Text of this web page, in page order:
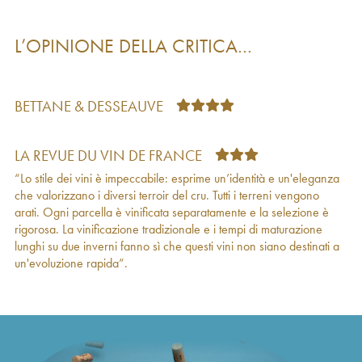
Morgon Javernières Aux Pierres Louis-Claude
Desvignes 2021
Morgon Corcelette Louis-Claude Desvignes
Morgon Montpelain Louis-Claude Desvignes
2021
Morgon Javernières Louis-Claude Desvignes
2021
39€
Beaujolais Louis-Claude Desvignes 2021 13€
Morgon Côte du Py Louis-Claude Desvignes
2020
25€
Morgon Javernières Les Impénitents Louis-
Desvignes2020
Desvignes2020
L’OPINIONE DELLA CRITICA…
BETTANE & DESSEAUVE
LA REVUE DU VIN DE FRANCE
“Lo stile dei vini è impeccabile: esprime un’identità e un'eleganza
che valorizzano i diversi terroir del cru. Tutti i terreni vengono
arati. Ogni parcella è vinificata separatamente e la selezione è
rigorosa. La vinificazione tradizionale e i tempi di maturazione
lunghi su due inverni fanno sì che questi vini non siano destinati a
un'evoluzione rapida”.